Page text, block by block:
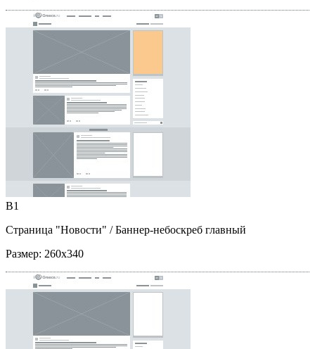
B1
Страница "Новости" / Баннер-небоскреб главный
Размер: 260x340